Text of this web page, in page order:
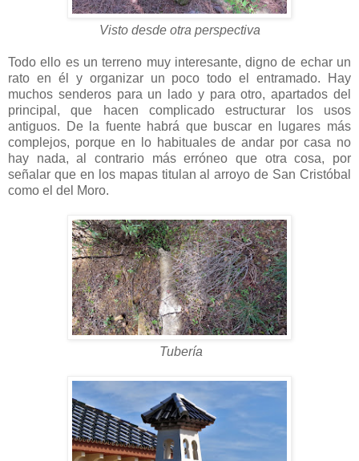
Visto desde otra perspectiva
Todo ello es un terreno muy interesante, digno de echar un
rato en él y organizar un poco todo el entramado. Hay
muchos senderos para un lado y para otro, apartados del
principal, que hacen complicado estructurar los usos
antiguos. De la fuente habrá que buscar en lugares más
complejos, porque en lo habituales de andar por casa no
hay nada, al contrario más erróneo que otra cosa, por
señalar que en los mapas titulan al arroyo de San Cristóbal
como el del Moro.
Tubería